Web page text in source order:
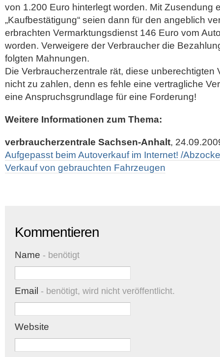
von 1.200 Euro hinterlegt worden. Mit Zusendung
„Kaufbestätigung“ seien dann für den angeblich
erbrachten Vermarktungsdienst 146 Euro vom
worden. Verweigere der Verbraucher die
folgten Mahnungen.
Die Verbraucherzentrale rät, diese unberechtigten
nicht zu zahlen, denn es fehle eine vertragliche
eine Anspruchsgrundlage für eine Forderung!
Weitere Informationen zum Thema:
verbraucherzentrale Sachsen-Anhalt,
Aufgepasst beim Autoverkauf im Internet! /
Verkauf von gebrauchten Fahrzeugen
Kommentieren
Name - benötigt
Email - benötigt, wird nicht veröffentlicht.
Website